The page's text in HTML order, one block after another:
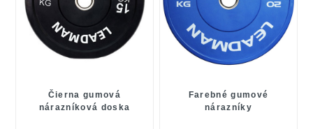
Čierna gumová
nárazníková doska
Farebné gumové
nárazníky